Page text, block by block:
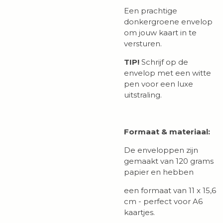
Een prachtige
donkergroene envelop
om jouw kaart in te
versturen.
TIP! Schrijf op de
envelop met een witte
pen voor een luxe
uitstraling.
Formaat & materiaal:
De enveloppen zijn
gemaakt van 120 grams
papier en hebben
een formaat van 11 x 15,6
cm - perfect voor A6
kaartjes.